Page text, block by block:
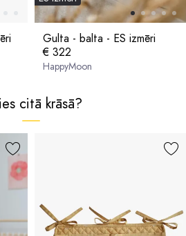
Gulta - balta - ES izmēri
€ 322
HappyMoon
citā krāsā?